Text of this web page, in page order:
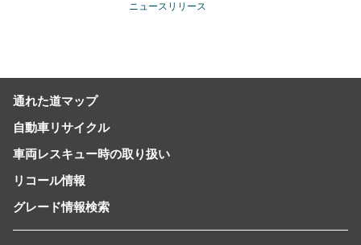
ニュースリリース
通れた道マップ
自動車リサイクル
車両レスキュー時の取り扱い
リコール情報
グレード情報検索